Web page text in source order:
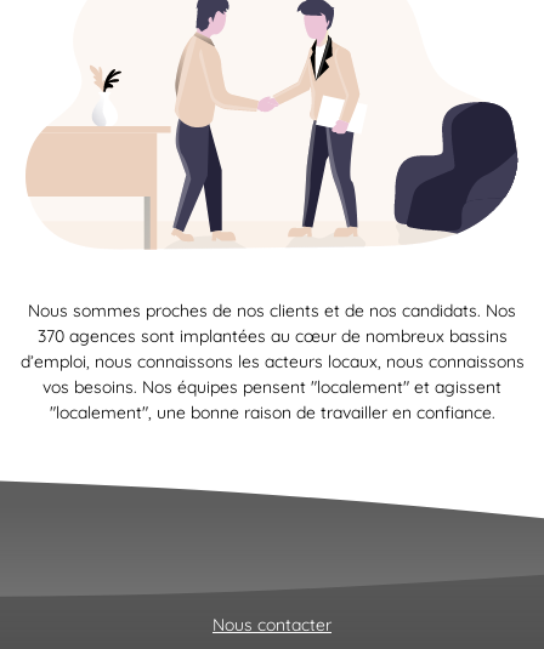
Nous sommes proches de nos clients et de nos candidats. Nos
370 agences sont implantées au cœur de nombreux bassins
d’emploi, nous connaissons les acteurs locaux, nous connaissons
vos besoins. Nos équipes pensent "localement" et agissent
"localement", une bonne raison de travailler en confiance.
Nous contacter